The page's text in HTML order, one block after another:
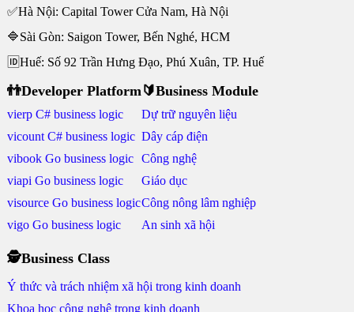
✅Hà Nội: Capital Tower Cửa Nam, Hà Nội
🔷Sài Gòn: Saigon Tower, Bến Nghé, HCM
🆔Huế: Số 92 Trần Hưng Đạo, Phú Xuân, TP. Huế
👬Developer Platform
vierp C# business logic
vicount C# business logic
vibook Go business logic
viapi Go business logic
visource Go business logic
vigo Go business logic
🔰Business Module
Dự trữ nguyên liệu
Dây cáp điện
Công nghệ
Giáo dục
Công nông lâm nghiệp
An sinh xã hội
🕵Business Class
Ý thức và trách nhiệm xã hội trong kinh doanh
Khoa học công nghệ trong kinh doanh